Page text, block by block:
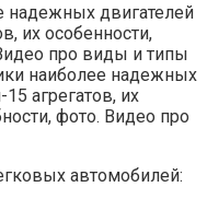
надежных двигателей
их особенности,
про виды и типы
наиболее надежных
агрегатов, их
фото. Видео про